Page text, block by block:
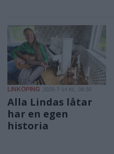
LINKÖPING 2026-7-14 KL. 08:30
Alla Lindas låtar
har en egen
historia